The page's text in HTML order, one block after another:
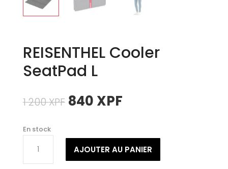
REISENTHEL Cooler
SeatPad L
1 200XPF Le
était :
200 XPF.
840 XPFLe
est :
840 XPF.
En stock
REISENTHEL
AJOUTER AU PANIER